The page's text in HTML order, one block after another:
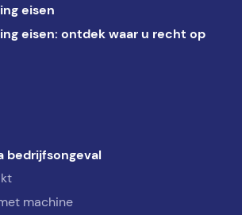
eisen
eisen: ontdek waar u recht op
bedrijfsongeval
machine